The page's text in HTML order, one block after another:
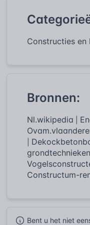
Constructies en
Bronnen:
Nl.wikipedia
grondtechnieken
Constructum-
Bent u het niet